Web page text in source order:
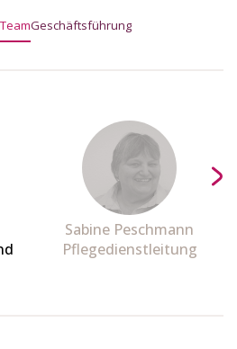
Geschäftsführung
Sabine Peschmann
Pflegedienstleitung